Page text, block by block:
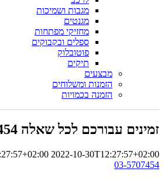
מגבות ושמיכות
מגנטים
מחזיקי מפתחות
ספלים ובקבוקים
פוטובלוק
תיקים
מבצעים
הזמנות ומשלוחים
הזמנה בכמויות
זמינים עבורכם לכל שאלה 03-5707454
2022-10-30T12:27:57+02:00
03-5707454